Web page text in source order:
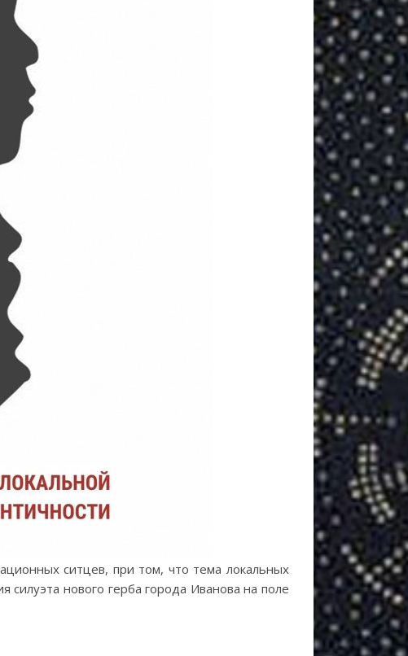
ситцев, при том, что тема локальных
нового герба города Иванова на поле